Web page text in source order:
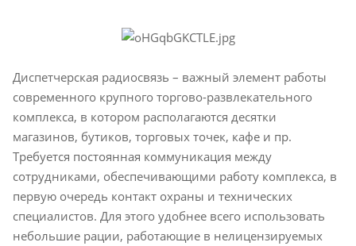
Диспетчерская радиосвязь – важный элемент работы
современного крупного торгово-развлекательного
комплекса, в котором располагаются десятки
магазинов, бутиков, торговых точек, кафе и пр.
Требуется постоянная коммуникация между
сотрудниками, обеспечивающими работу комплекса, в
первую очередь контакт охраны и технических
специалистов. Для этого удобнее всего использовать
небольшие рации, работающие в нелицензируемых